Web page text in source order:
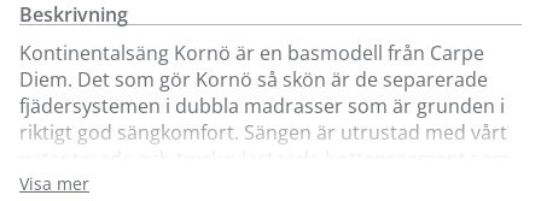
Beskrivning
Kontinentalsäng Kornö är en basmodell från Carpe
Diem. Det som gör Kornö så skön är de separerade
fjädersystemen i dubbla madrasser som är grunden i
riktigt god sängkomfort. Sängen är utrustad med vårt
patenterade och tryckavlastande bottensegment som
ökar din sovkomfort ytterligare. Kornö är designad för
Visa mer